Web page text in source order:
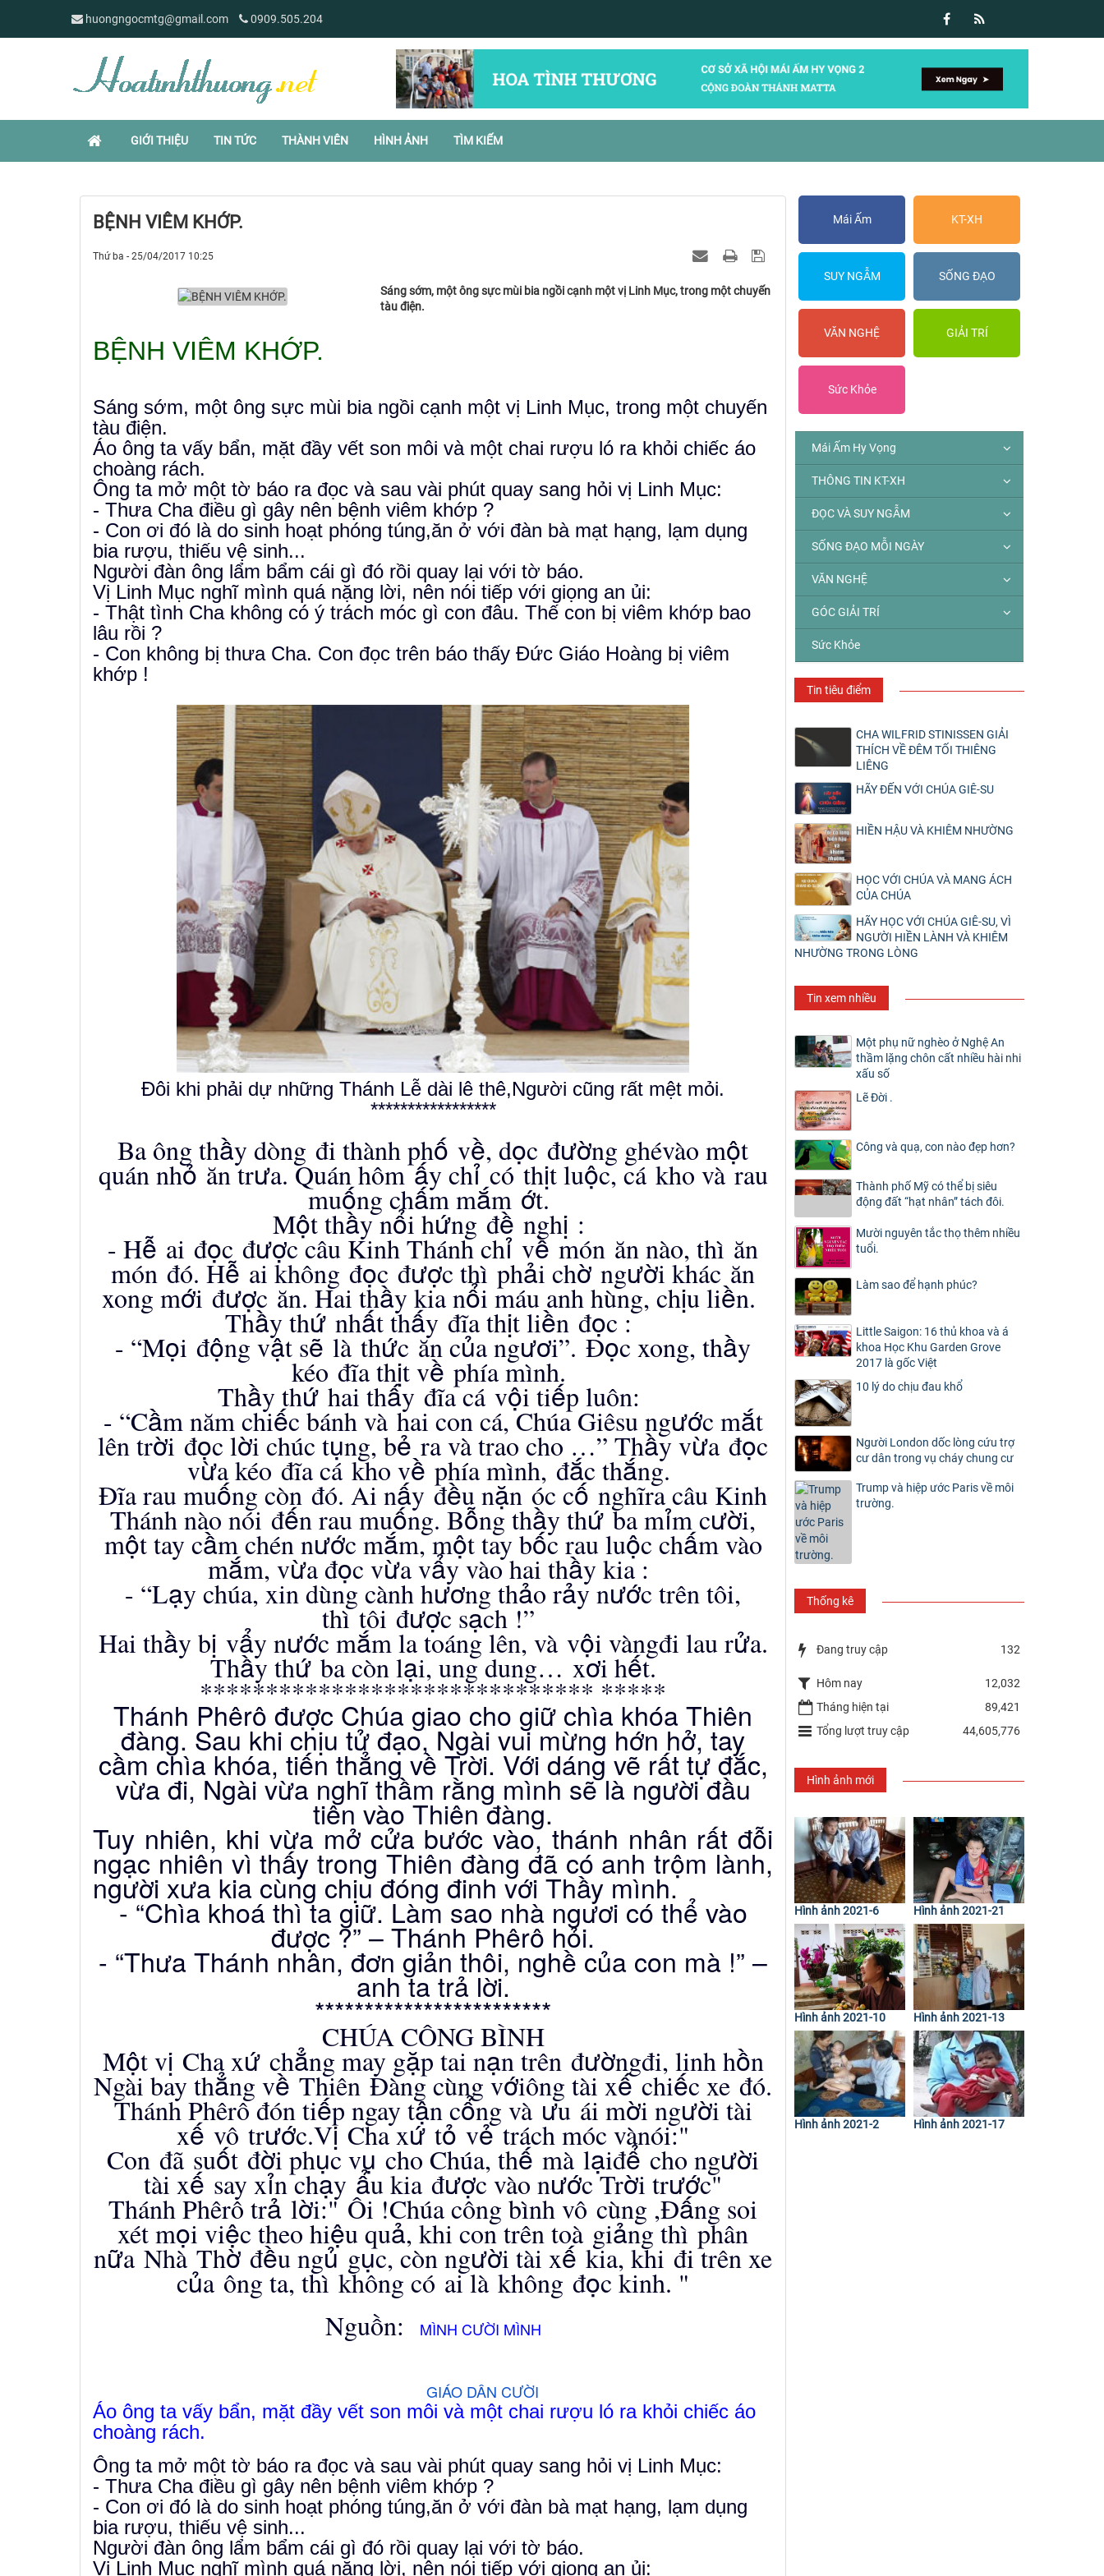
huongngocmtg@gmail.com 0909.505.204
GIỚI THIỆU TIN TỨC THÀNH VIÊN HÌNH ẢNH TÌM KIẾM
BỆNH VIÊM KHỚP.
Thứ ba - 25/04/2017 10:25
Sáng sớm, một ông sực mùi bia ngồi cạnh một vị Linh Mục, trong một chuyến
tàu điện.
BỆNH VIÊM KHỚP.
Sáng sớm, một ông sực mùi bia ngồi cạnh một vị Linh Mục, trong một chuyến
tàu điện.
Áo ông ta vấy bẩn, mặt đầy vết son môi và một chai rượu ló ra khỏi chiếc áo
choàng rách.
Ông ta mở một tờ báo ra đọc và sau vài phút quay sang hỏi vị Linh Mục:
- Thưa Cha điều gì gây nên bệnh viêm khớp ?
- Con ơi đó là do sinh hoạt phóng túng,ăn ở với đàn bà mạt hạng, lạm dụng
bia rượu, thiếu vệ sinh...
Người đàn ông lẩm bẩm cái gì đó rồi quay lại với tờ báo.
Vị Linh Mục nghĩ mình quá nặng lời, nên nói tiếp với giọng an ủi:
- Thật tình Cha không có ý trách móc gì con đâu. Thế con bị viêm khớp bao
lâu rồi ?
- Con không bị thưa Cha. Con đọc trên báo thấy Đức Giáo Hoàng bị viêm
khớp !
Đôi khi phải dự những Thánh Lễ dài lê thê,Người cũng rất mệt mỏi.
*****************
Ba ông thầy dòng đi thành phố về, dọc đường ghévào một
quán nhỏ ăn trưa. Quán hômấy chỉcóthịt luộc, cákho vàrau
muống chấm mắm ớt.
Một thầy nổi hứng đề nghị :
- Hễ ai đọc được câu Kinh Thánh chỉ về món ăn nào, thì ăn
món đó. Hễ ai không đọc được thì phải chờ người khác ăn
xong mới được ăn. Hai thầy kia nổi máu anh hùng, chịu liền.
Thầy thứ nhất thấy đĩa thịt liền đọc :
- “Mọi động vật sẽ là thức ăn của ngươi”. Đọc xong, thầy
kéo đĩa thịt về phía mình.
Thầy thứhai thấy đĩa cávội tiếp luôn:
- “Cầm năm chiếc bánh vàhai con cá, Chúa Giêsu ngước mắt
lên trời đọc lời chúc tụng, bẻ ra và trao cho …” Thầy vừa đọc
vừa kéo đĩa cákho về phía mình, đắc thắng.
Đĩa rau muống còn đó. Ai nấy đều nặn óc cố nghĩra câu Kinh
Thánh nào nói đến rau muống. Bỗng thầy thứ ba mỉm cười,
một tay cầm chén nước mắm, một tay bốc rau luộc chấm vào
mắm, vừa đọc vừa vẩy vào hai thầy kia :
- “Lạy chúa, xin dùng cành hương thảo rảy nước trên tôi,
thìtôi được sạch !”
Hai thầy bị vẩy nước mắm la toáng lên, vàvội vàngđi lau rửa.
Thầy thứba còn lại, ung dung… xơi hết.
****************************** *****
Thánh Phêrô được Chúa giao cho giữ chìa khóa Thiên
đàng. Sau khi chịu tử đạo, Ngài vui mừng hớn hở, tay
cầm chìa khóa, tiến thẳng về Trời. Với dáng vẽ rất tự đắc,
vừa đi, Ngài vừa nghĩ thầm rằng mình sẽ là người đầu
tiên vào Thiên đàng.
Tuy nhiên, khi vừa mở cửa bước vào, thánh nhân rất đỗi
ngạc nhiên vì thấy trong Thiên đàng đã có anh trộm lành,
người xưa kia cùng chịu đóng đinh với Thầy mình.
- “Chìa khoá thì ta giữ. Làm sao nhà ngươi có thể vào
được ?” – Thánh Phêrô hỏi.
- “Thưa Thánh nhân, đơn giản thôi, nghề của con mà !” –
anh ta trả lời.
************************
CHÚA CÔNG BÌNH
Một vị Cha xứchẳng may gặp tai nạn trên đườngđi, linh hồn
Ngài bay thẳng về Thiên Đàng cùng vớiông tài xếchiếc xe đó.
Thánh Phêrô đón tiếp ngay tận cổng và ưu ái mời người tài
xế vô trước.Vị Cha xứ tỏ vẻtrách móc vànói:"
Con đã suốt đời phục vụ cho Chúa, thế mà lạiđể cho người
tài xế say xỉn chạy ẩu kia được vào nước Trời trước"
Thánh Phêrô trả lời:" Ôi !Chúa công bình vô cùng ,Đấng soi
xét mọi việc theo hiệu quả, khi con trên toà giảng thì phân
nữa Nhà Thờ đều ngủgục, còn người tài xế kia, khi đi trên xe
của ông ta, thì không có ai là không đọc kinh. "
Nguồn:
MÌNH CƯỜI MÌNH
GIÁO DÂN CƯỜI
Áo ông ta vấy bẩn, mặt đầy vết son môi và một chai rượu ló ra khỏi chiếc áo
choàng rách.
Ông ta mở một tờ báo ra đọc và sau vài phút quay sang hỏi vị Linh Mục:
- Thưa Cha điều gì gây nên bệnh viêm khớp ?
- Con ơi đó là do sinh hoạt phóng túng,ăn ở với đàn bà mạt hạng, lạm dụng
bia rượu, thiếu vệ sinh...
Người đàn ông lẩm bẩm cái gì đó rồi quay lại với tờ báo.
Vị Linh Mục nghĩ mình quá nặng lời, nên nói tiếp với giọng an ủi:
Mái Ấm KT-XH
SUY NGẪM SỐNG ĐẠO
VĂN NGHỆ GIẢI TRÍ
Sức Khỏe
Mái Ấm Hy Vọng
THÔNG TIN KT-XH
ĐỌC VÀ SUY NGẪM
SỐNG ĐẠO MỖI NGÀY
VĂN NGHỆ
GÓC GIẢI TRÍ
Sức Khỏe
Tin tiêu điểm
CHA WILFRID STINISSEN GIẢI
THÍCH VỀ ĐÊM TỐI THIÊNG
LIÊNG
HÃY ĐẾN VỚI CHÚA GIÊ-SU
HIỀN HẬU VÀ KHIÊM NHƯỜNG
HỌC VỚI CHÚA VÀ MANG ÁCH
CỦA CHÚA
HÃY HỌC VỚI CHÚA GIÊ-SU, VÌ
NGƯỜI HIỀN LÀNH VÀ KHIÊM
NHƯỜNG TRONG LÒNG
Tin xem nhiều
Một phụ nữ nghèo ở Nghệ An
thầm lặng chôn cất nhiều hài nhi
xấu số
Lẽ Đời .
Công và quạ, con nào đẹp hơn?
Thành phố Mỹ có thể bị siêu
động đất “hạt nhân” tách đôi.
Mười nguyên tắc thọ thêm nhiều
tuổi.
Làm sao để hạnh phúc?
Little Saigon: 16 thủ khoa và á
khoa Học Khu Garden Grove
2017 là gốc Việt
10 lý do chịu đau khổ
Người London dốc lòng cứu trợ
cư dân trong vụ cháy chung cư
Trump và hiệp ước Paris về môi
trường.
Thống kê
Đang truy cập 132
Hôm nay
12,032
Tháng hiện tại
89,421
Tổng lượt truy cập
44,605,776
Hình ảnh mới
Hình ảnh 2021-6 Hình ảnh 2021-21
Hình ảnh 2021-10 Hình ảnh 2021-13
Hình ảnh 2021-2 Hình ảnh 2021-17